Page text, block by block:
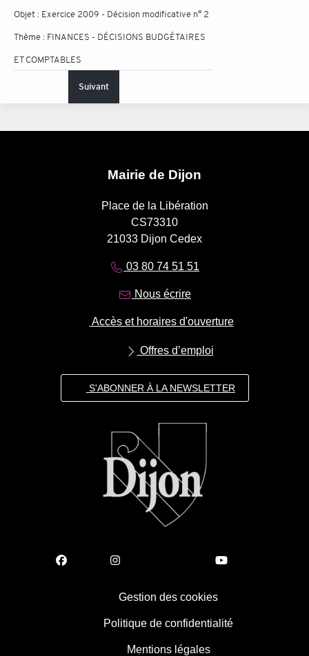
Objet : Exercice 2009 - Décision modificative n° 2
Thème : FINANCES - DÉCISIONS BUDGÉTAIRES
ET COMPTABLES
Suivant
Mairie de Dijon
Place de la Libération
CS73310
21033 Dijon Cedex
03 80 74 51 51
Nous écrire
Accès et horaires d'ouverture
Offres d’emploi
S'ABONNER À LA NEWSLETTER
Gestion des cookies
Politique de confidentialité
Mentions légales